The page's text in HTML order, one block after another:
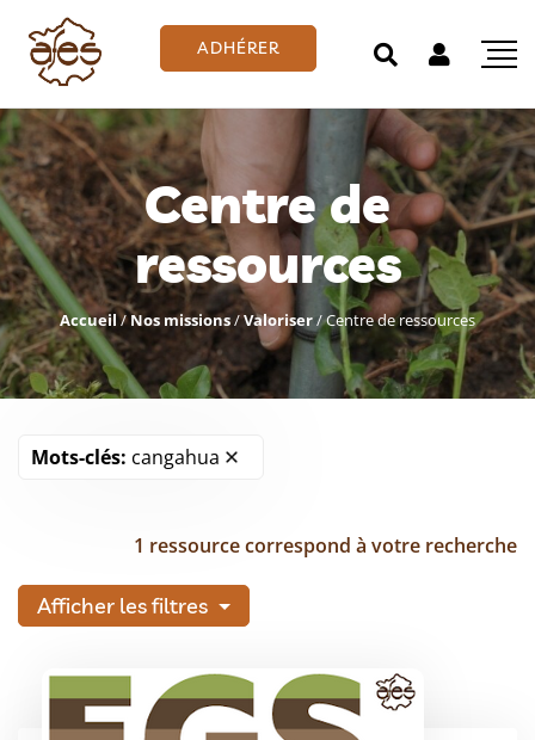
ADHÉRER
Centre de
ressources
Accueil/Nos missions/Valoriser/Centre de ressources
Mots-clés: cangahua
1 ressource correspond à votre recherche
Afficher les filtres